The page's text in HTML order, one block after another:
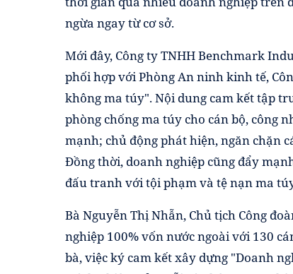
ngừa ngay từ cơ sở.
Mới đây, Công ty TNHH Benchmark
phối hợp với Phòng An ninh kinh tế,
không ma túy". Nội dung cam kết tập
phòng chống ma túy cho cán bộ, công
mạnh; chủ động phát hiện, ngăn chặn
Đồng thời, doanh nghiệp cũng đẩy
đấu tranh với tội phạm và tệ nạn ma
Bà Nguyễn Thị Nhẫn, Chủ tịch Công
nghiệp 100% vốn nước ngoài với 130
bà, việc ký cam kết xây dựng "Doanh